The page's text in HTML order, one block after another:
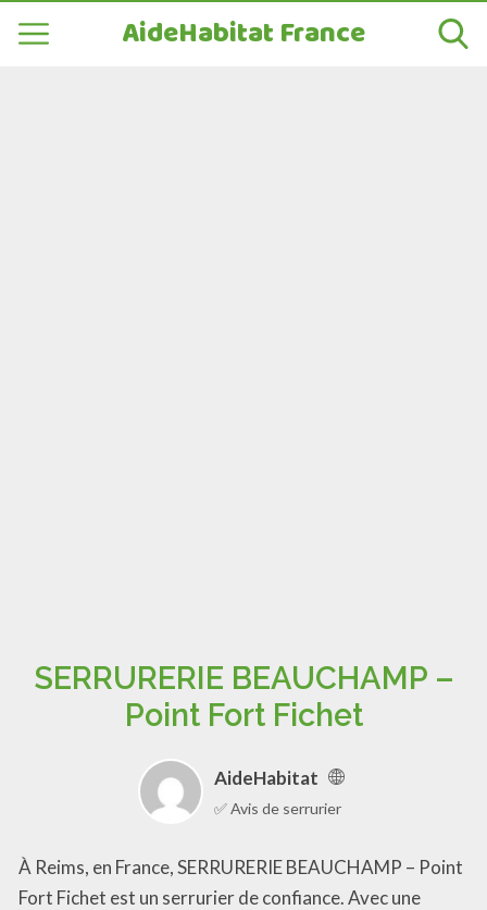
AideHabitat France
SERRURERIE BEAUCHAMP –
Point Fort Fichet
AideHabitat
✅ Avis de serrurier
À Reims, en France, SERRURERIE BEAUCHAMP – Point
Fort Fichet est un serrurier de confiance. Avec une